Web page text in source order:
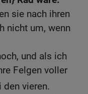
sie nach ihren
nicht um, wenn
und als ich
Felgen voller
den vieren.